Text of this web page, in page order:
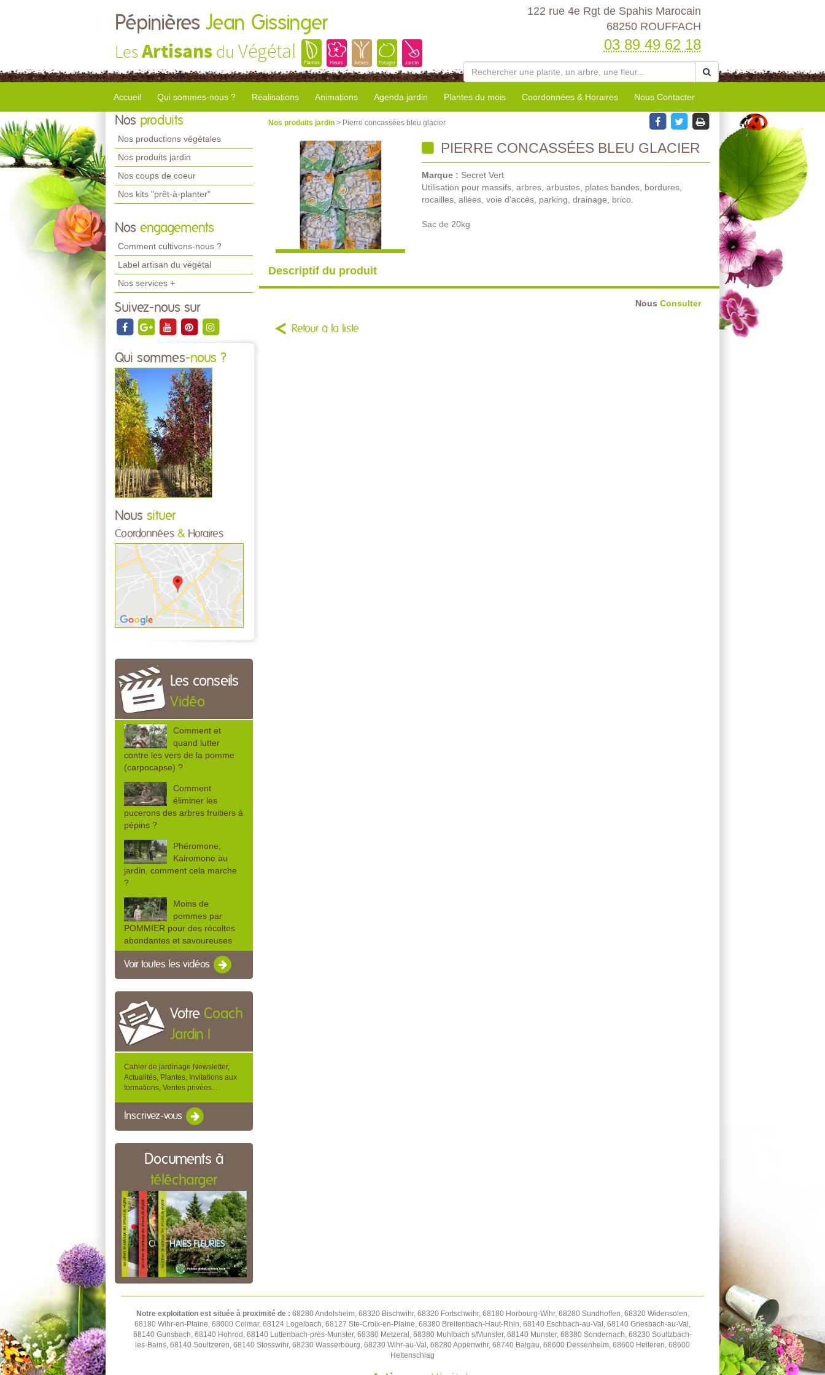
Pépinières Jean Gissinger
LesArtisans du Végétal
122 rue 4e Rgt de Spahis Marocain
68250 ROUFFACH
03 89 49 62 18
Accueil Qui sommes-nous ? Réalisations Animations Agenda jardin Plantes du mois Coordonnées & Horaires Nous Contacter
Nos produits
Nos productions végétales
Nos produits jardin
Nos coups de coeur
Nos kits "prêt-à-planter"
Nos engagements
Comment cultivons-nous ?
Label artisan du végétal
Nos services +
Suivez-nous sur
Qui sommes-nous ?
Nous situer
Coordonnées & Horaires
Les conseils
Vidéo
Comment et
quand lutter
contre les vers de la pomme
(carpocapse) ?
Comment
éliminer les
pucerons des arbres fruitiers à
pépins ?
Phéromone,
Kairomone au
jardin, comment cela marche
?
Moins de
pommes par
POMMIER pour des récoltes
abondantes et savoureuses
Voir toutes les vidéos
Votre Coach
Jardin !
Cahier de jardinage Newsletter,
Actualités, Plantes, Invitations aux
formations, Ventes privées...
Inscrivez-vous
Documents à
télécharger
Nos produits jardin > Pierre concassées bleu glacier
PIERRE CONCASSÉES BLEU GLACIER
Marque : Secret Vert
Utilisation pour massifs, arbres, arbustes, plates bandes, bordures,
rocailles, allées, voie d'accès, parking, drainage, brico.
Sac de 20kg
Descriptif du produit
Nous Consulter
Retour à la liste
Notre exploitation est située à proximité de : 68280 Andolsheim, 68320 Bischwihr, 68320 Fortschwihr, 68180 Horbourg-Wihr, 68280 Sundhoffen, 68320 Widensolen,
68180 Wihr-en-Plaine, 68000 Colmar, 68124 Logelbach, 68127 Ste-Croix-en-Plaine, 68380 Breitenbach-Haut-Rhin, 68140 Eschbach-au-Val, 68140 Griesbach-au-Val,
68140 Gunsbach, 68140 Hohrod, 68140 Luttenbach-près-Munster, 68380 Metzeral, 68380 Muhlbach s/Munster, 68140 Munster, 68380 Sondernach, 68230 Soultzbach-
les-Bains, 68140 Soultzeren, 68140 Stosswihr, 68230 Wasserbourg, 68230 Wihr-au-Val, 68280 Appenwihr, 68740 Balgau, 68600 Dessenheim, 68600 Heiteren, 68600
Hettenschlag